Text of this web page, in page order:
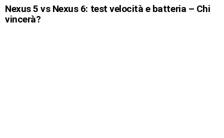
Nexus 5 vs Nexus 6: test velocità e batteria – Chi
vincerà?